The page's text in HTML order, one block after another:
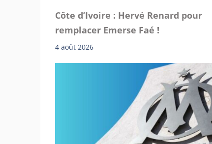
Côte d’Ivoire : Hervé Renard pour
remplacer Emerse Faé !
4 août 2026